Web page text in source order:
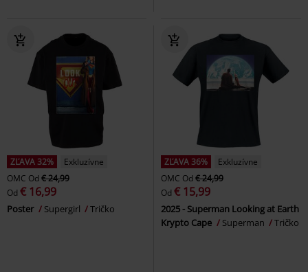
ZĽAVA 32%
Exkluzívne
OMC Od € 24,99
Od € 16,99
Poster Supergirl Tričko
ZĽAVA 36%
Exkluzívne
OMC Od € 24,99
Od € 15,99
2025 - Superman Looking at Earth
Krypto Cape
Superman Tričko